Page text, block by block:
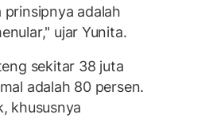
adalah
ujar Yunita.
sekitar 38 juta
adalah 80 persen.
khususnya